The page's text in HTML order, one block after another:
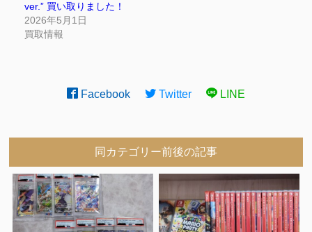
ver.” 買い取りました！
2026年5月1日
買取情報
Facebook Twitter LINE
同カテゴリー前後の記事